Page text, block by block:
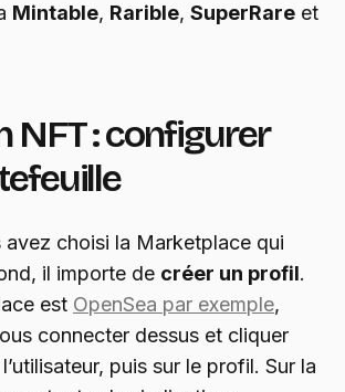
Mintable, Rarible, SuperRare et
NFT : configurer
avez choisi la Marketplace qui
il importe de créer un profil.
est OpenSea par exemple,
connecter dessus et cliquer
puis sur le profil. Sur la